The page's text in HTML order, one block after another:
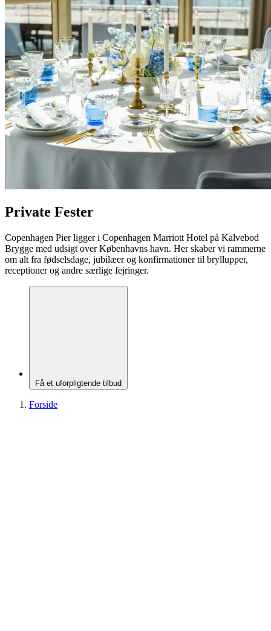
Private Fester
Copenhagen Pier ligger i Copenhagen Marriott Hotel på Kalvebod
Brygge med udsigt over Københavns havn. Her skaber vi rammerne
om alt fra fødselsdage, jubilæer og konfirmationer til bryllupper,
receptioner og andre særlige fejringer.
Få et uforpligtende tilbud
Forside